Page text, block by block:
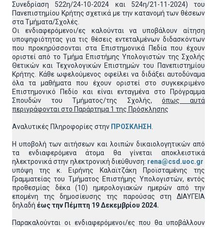
Συνεδρίαση 522η/24-10-2024 και 524η/21-11-2024) του
Πανεπιστημίου Κρήτης σχετικά με την κατανομή των θέσεων
στα Τμήματα/Σχολές.
Οι ενδιαφερόμενοι/ες καλούνται να υποβάλουν αίτηση
υποψηφιότητας για τις θέσεις εντεταλμένων διδασκόντων
που προκηρύσσονται στα Επιστημονικά Πεδία που έχουν
οριστεί από το Τμήμα Επιστήμης Υπολογιστών της Σχολής
Θετικών και Τεχνολογικών Επιστημών του Πανεπιστημίου
Κρήτης. Κάθε ωφελούμενος οφείλει να διδάξει αυτοδύναμα
όλα τα μαθήματα που έχουν οριστεί στο συγκεκριμένο
Επιστημονικό Πεδίο και είναι ενταγμένα στο Πρόγραμμα
Σπουδών του Τμήματος/της Σχολής,όπως αυτά
περιγράφονται στο Παράρτημα 1 της Πρόσκλησης
Αναλυτικές Πληροφορίες στην ΠΡΟΣΚΛΗΣΗ
Η υποβολή των αιτήσεων και λοιπών δικαιολογητικών από
τα ενδιαφερόμενα άτομα θα γίνεται αποκλειστικά
ηλεκτρονικά στην ηλεκτρονική διεύθυνση: rena@csd.uoc.gr
υπόψη της κ. Ειρήνης Καλαϊτζάκη Προϊσταμένης της
Γραμματείας του Τμήματος Επιστήμης Υπολογιστών, εντός
προθεσμίας δέκα (10) ημερολογιακών ημερών από την
επομένη της δημοσίευσης της παρούσας στη ΔΙΑΥΓΕΙΑ
δηλαδή έως την Πέμπτη 19 Δεκεμβρίου 2024.
Παρακαλούνται οι ενδιαφερόμενοι/ες που θα υποβάλλουν